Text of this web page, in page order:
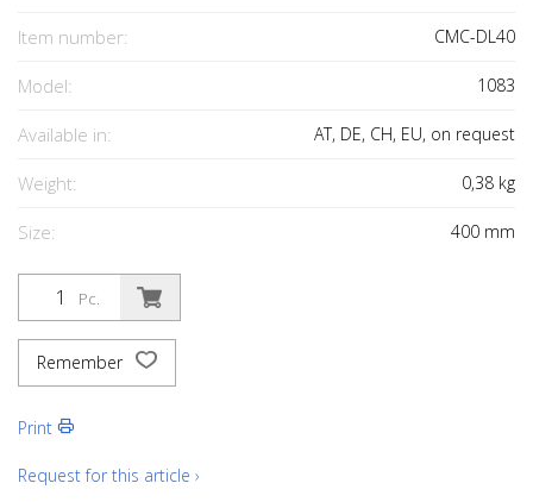
Item number: CMC-DL40
Model: 1083
Available in: AT, DE, CH, EU, on request
Weight: 0,38 kg
Size: 400 mm
Pc.
Remember
Print
Request for this article ›